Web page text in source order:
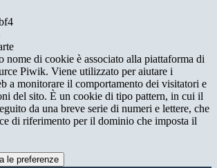
nome di cookie è associato alla piattaforma di
Piwik. Viene utilizzato per aiutare i
a monitorare il comportamento dei visitatori e
del sito. È un cookie di tipo pattern, in cui il
da una breve serie di numeri e lettere, che
di riferimento per il dominio che imposta il
le preferenze